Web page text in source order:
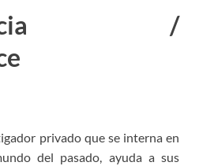
/
privado que se interna en
del pasado, ayuda a sus